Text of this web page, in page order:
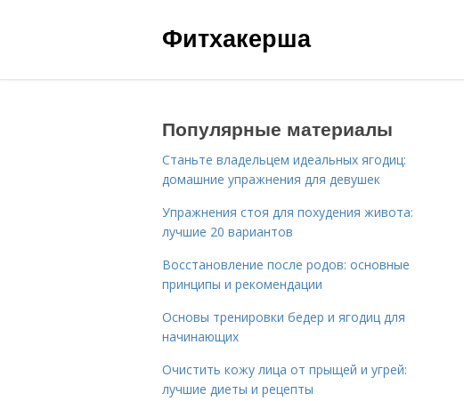
Фитхакерша
Популярные материалы
Станьте владельцем идеальных ягодиц:
домашние упражнения для девушек
Упражнения стоя для похудения живота:
лучшие 20 вариантов
Восстановление после родов: основные
принципы и рекомендации
Основы тренировки бедер и ягодиц для
начинающих
Очистить кожу лица от прыщей и угрей:
лучшие диеты и рецепты